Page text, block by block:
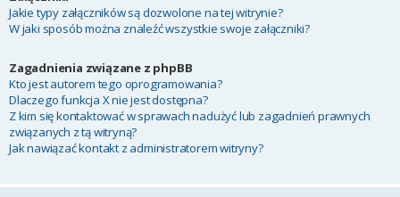
Jakie typy załączników są dozwolone na tej witrynie?
W jaki sposób można znaleźć wszystkie swoje załączniki?
Zagadnienia związane z phpBB
Kto jest autorem tego oprogramowania?
Dlaczego funkcja X nie jest dostępna?
Z kim się kontaktować w sprawach nadużyć lub zagadnień prawnych
związanych z tą witryną?
Jak nawiązać kontakt z administratorem witryny?